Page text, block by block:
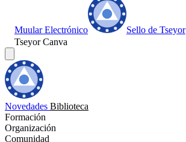
Muular Electrónico Sello de Tseyor
Tseyor Canva
Novedades Biblioteca
Formación
Organización
Comunidad